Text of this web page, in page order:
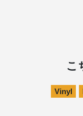
こ
Vinyl